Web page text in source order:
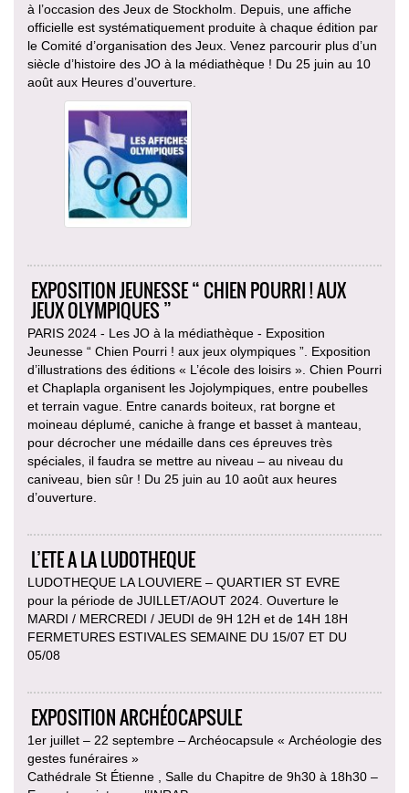
à l’occasion des Jeux de Stockholm. Depuis, une affiche
officielle est systématiquement produite à chaque édition par
le Comité d’organisation des Jeux. Venez parcourir plus d’un
siècle d’histoire des JO à la médiathèque ! Du 25 juin au 10
août aux Heures d’ouverture.
EXPOSITION JEUNESSE “ CHIEN POURRI ! AUX
JEUX OLYMPIQUES ”
PARIS 2024 - Les JO à la médiathèque - Exposition
Jeunesse “ Chien Pourri ! aux jeux olympiques ”. Exposition
d’illustrations des éditions « L’école des loisirs ». Chien Pourri
et Chaplapla organisent les Jojolympiques, entre poubelles
et terrain vague. Entre canards boiteux, rat borgne et
moineau déplumé, caniche à frange et basset à manteau,
pour décrocher une médaille dans ces épreuves très
spéciales, il faudra se mettre au niveau – au niveau du
caniveau, bien sûr ! Du 25 juin au 10 août aux heures
d’ouverture.
L’ETE A LA LUDOTHEQUE
LUDOTHEQUE LA LOUVIERE – QUARTIER ST EVRE
pour la période de JUILLET/AOUT 2024. Ouverture le
MARDI / MERCREDI / JEUDI de 9H 12H et de 14H 18H
FERMETURES ESTIVALES SEMAINE DU 15/07 ET DU
05/08
EXPOSITION ARCHÉOCAPSULE
1er juillet – 22 septembre – Archéocapsule « Archéologie des
gestes funéraires »
Cathédrale St Étienne , Salle du Chapitre de 9h30 à 18h30 –